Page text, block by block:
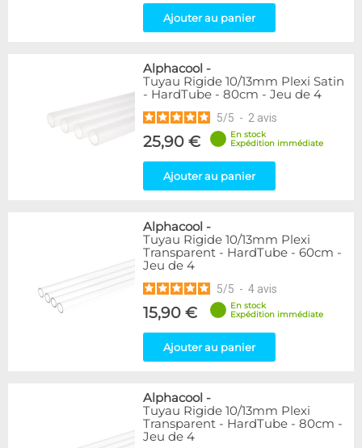
Ajouter au panier
Alphacool -
Tuyau Rigide 10/13mm Plexi Satin
- HardTube - 80cm - Jeu de 4
5/5 - 2 avis
25,90 €
En stock
Expédition immédiate
Ajouter au panier
Alphacool -
Tuyau Rigide 10/13mm Plexi
Transparent - HardTube - 60cm -
Jeu de 4
5/5 - 4 avis
15,90 €
En stock
Expédition immédiate
Ajouter au panier
Alphacool -
Tuyau Rigide 10/13mm Plexi
Transparent - HardTube - 80cm -
Jeu de 4